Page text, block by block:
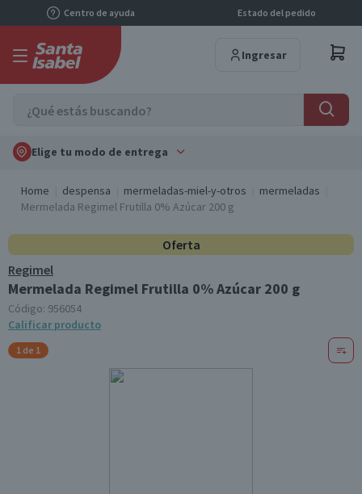
Centro de ayuda Estado del pedido
Ingresar
Elige tu modo de entrega
Home despensa mermeladas-miel-y-otros
mermeladas
Mermelada Regimel Frutilla 0% Azúcar 200 g
Oferta
Regimel
Mermelada Regimel Frutilla 0% Azúcar 200 g
Código: 956054
Calificar producto
1 de 1